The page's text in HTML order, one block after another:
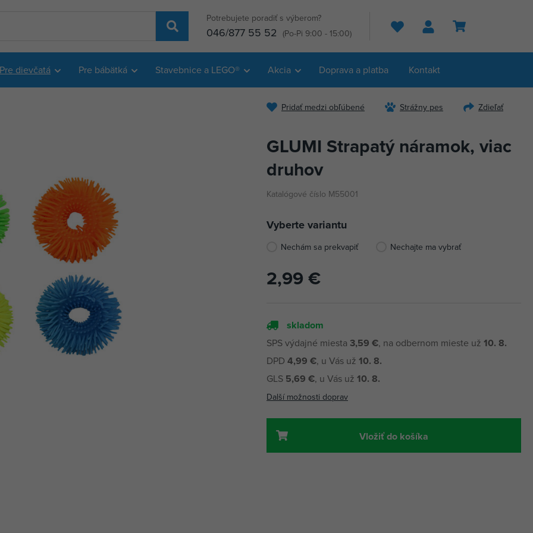
Potrebujete poradiť s výberom?
046/877 55 52 (Po-Pi 9:00 - 15:00) Hľadať
Pre dievčatá Pre bábätká Stavebnice a LEGO® Akcia Doprava a platba Kontakt
Pridať medzi obľúbené Strážny pes Zdieľať
GLUMI Strapatý náramok, viac
druhov
Katalógové číslo M55001
Vyberte variantu
Nechám sa prekvapiť Nechajte ma vybrať
2,99 €
skladom
SPS výdajné miesta 3,59 €, na odbernom mieste už 10. 8.
DPD 4,99 €, u Vás už 10. 8.
GLS 5,69 €, u Vás už 10. 8.
Další možnosti doprav
Vložiť do košíka